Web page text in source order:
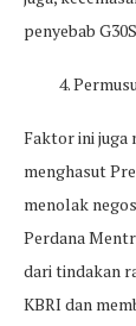
penyebab
4.
Faktor ini juga
menghasut
menolak
Perdana
dari tindakan
KBRI dan